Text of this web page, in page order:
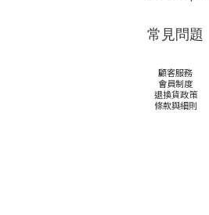
常見問題
顧客服務
會員制度
退換貨政策
條款與細則